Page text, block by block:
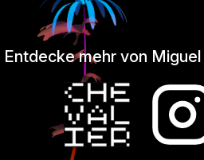
Entdecke mehr von